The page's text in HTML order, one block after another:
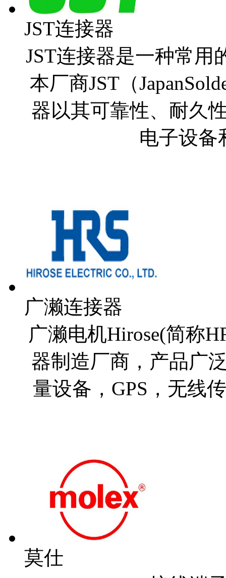
JST连接器
JST连接器是一种常用
本厂商JST（
器以其可靠性、耐久
电子设备
广濑连接器
广濑电机Hirose(简称
器制造厂商，产品广
量设备，GPS，无线
莫仕